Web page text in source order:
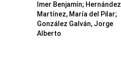
Imer Benjamín; Hernández
Martínez, María del Pilar;
González Galván, Jorge
Alberto